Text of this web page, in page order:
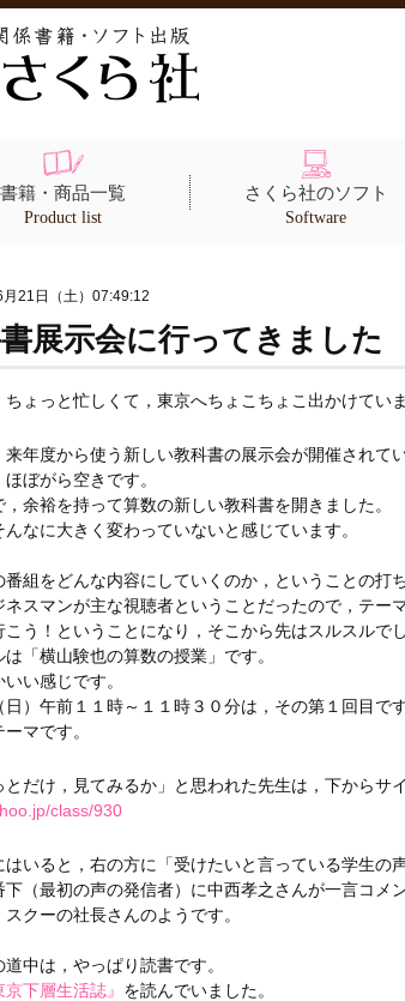
書籍・商品一覧
Product list
さくら社のソフト
Software
21日（土）07:49:12
展示会に行ってきました
ちょっと忙しくて，東京へちょこちょこ出かけていま
来年度から使う新しい教科書の展示会が開催されて
ぼがら空きです。
，余裕を持って算数の新しい教科書を開きました。
んなに大きく変わっていないと感じています。
番組をどんな内容にしていくのか，ということの打
ネスマンが主な視聴者ということだったので，テー
こう！ということになり，そこから先はスルスルでし
は「横山験也の算数の授業」です。
い感じです。
日）午前１１時～１１時３０分は，その第１回目です
マです。
とだけ，見てみるか」と思われた先生は，下からサ
class/930
はいると，右の方に「受けたいと言っている学生の
下（最初の声の発信者）に中西孝之さんが一言コメ
スクーの社長さんのようです。
中は，やっぱり読書です。
京下層生活誌』 を読んでいました。